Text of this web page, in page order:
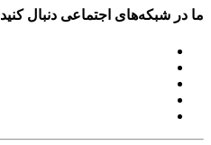
ما در شبکه‌های اجتماعی دنبال کنید